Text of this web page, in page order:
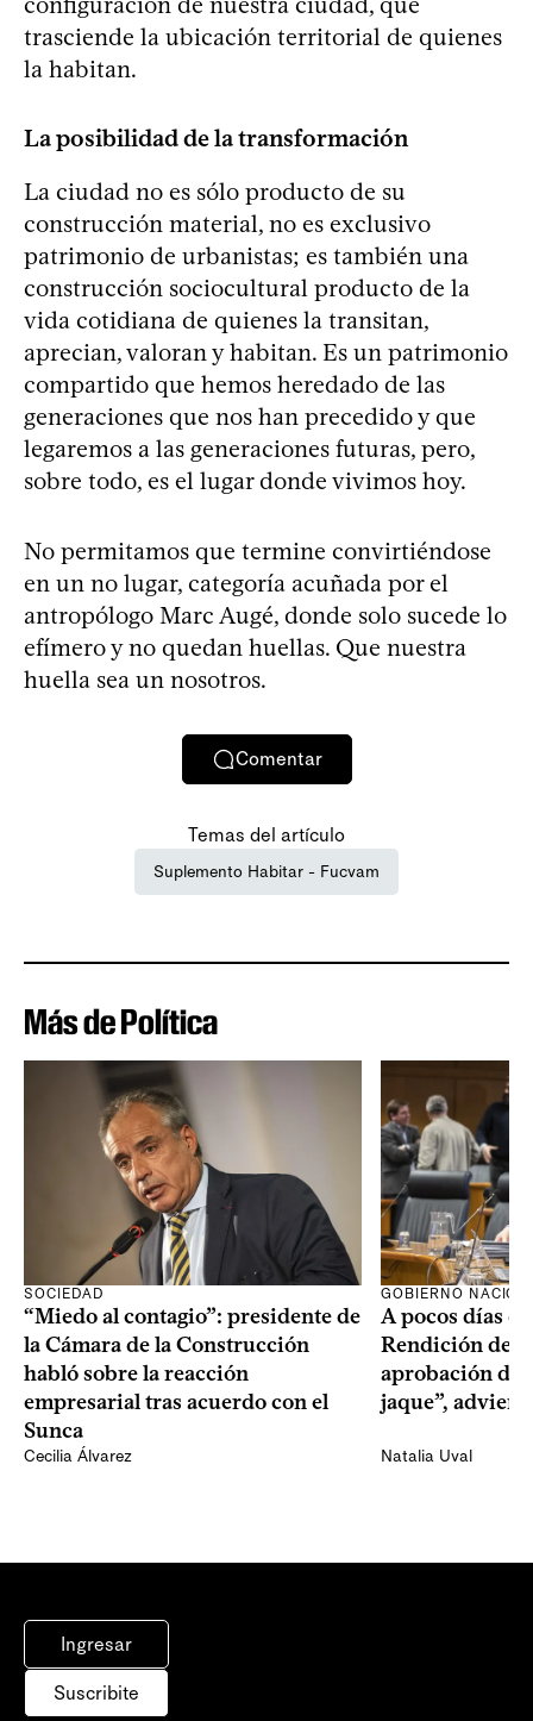
trasciende la ubicación territorial de quienes
la habitan.
La posibilidad de la transformación
La ciudad no es sólo producto de su
construcción material, no es exclusivo
patrimonio de urbanistas; es también una
construcción sociocultural producto de la
vida cotidiana de quienes la transitan,
aprecian, valoran y habitan. Es un patrimonio
compartido que hemos heredado de las
generaciones que nos han precedido y que
legaremos a las generaciones futuras, pero,
sobre todo, es el lugar donde vivimos hoy.
No permitamos que termine convirtiéndose
en un no lugar, categoría acuñada por el
antropólogo Marc Augé, donde solo sucede lo
efímero y no quedan huellas. Que nuestra
huella sea un nosotros.
Comentar
Temas del artículo
Suplemento Habitar - Fucvam
Más de Política
SOCIEDAD
“Miedo al contagio”: presidente de
la Cámara de la Construcción
habló sobre la reacción
empresarial tras acuerdo con el
Sunca
Cecilia Álvarez
GOBIERNO
A pocos días
Rendición de
aprobación del
jaque”,
Natalia Uval
Ingresar
Suscribite